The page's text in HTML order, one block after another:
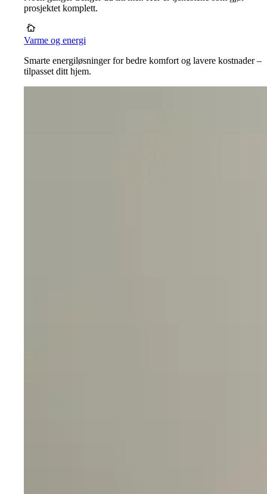
prosjektet komplett.
Varme og energi
Smarte energiløsninger for bedre komfort og lavere kostnader –
tilpasset ditt hjem.